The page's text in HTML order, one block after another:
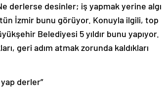
derlerse desinler; iş yapmak yerine algı
İzmir bunu görüyor. Konuyla ilgili, top
Belediyesi 5 yıldır bunu yapıyor.
geri adım atmak zorunda kaldıkları
derler”